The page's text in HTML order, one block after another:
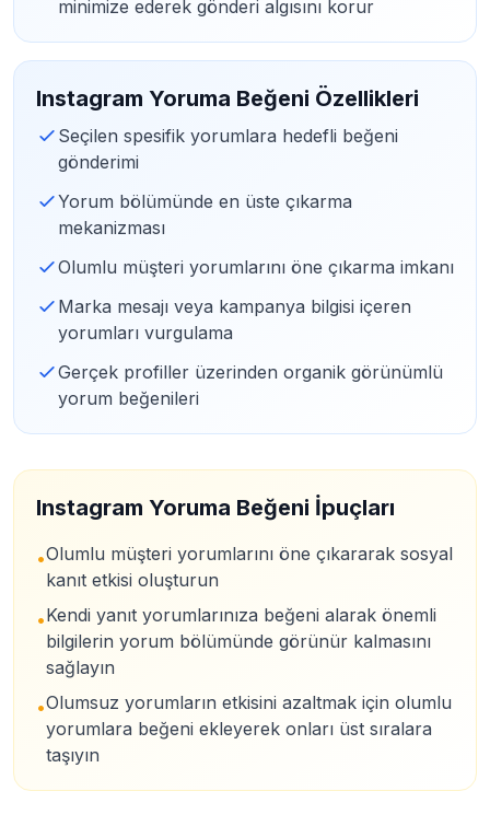
minimize ederek gönderi algısını korur
Instagram Yoruma Beğeni Özellikleri
Seçilen spesifik yorumlara hedefli beğeni
gönderimi
Yorum bölümünde en üste çıkarma
mekanizması
Olumlu müşteri yorumlarını öne çıkarma imkanı
Marka mesajı veya kampanya bilgisi içeren
yorumları vurgulama
Gerçek profiller üzerinden organik görünümlü
yorum beğenileri
Instagram Yoruma Beğeni İpuçları
•Olumlu müşteri yorumlarını öne çıkararak sosyal
kanıt etkisi oluşturun
•Kendi yanıt yorumlarınıza beğeni alarak önemli
bilgilerin yorum bölümünde görünür kalmasını
sağlayın
•Olumsuz yorumların etkisini azaltmak için olumlu
yorumlara beğeni ekleyerek onları üst sıralara
taşıyın